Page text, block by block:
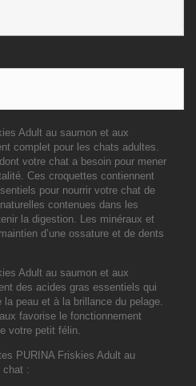
Adult au saumon et aux
complet pour les chats adultes.
votre chat a besoin pour mener
Ces croquettes contiennent
pour nourrir votre chat de
contenues dans les
la digestion. Les minéraux et
d’une ossature et de dents
Adult au saumon et aux
des acides gras essentiels qui
peau et à la brillance du pelage.
favorise le fonctionnement
votre petit félin.
PURINA Friskies Adult au
chat :